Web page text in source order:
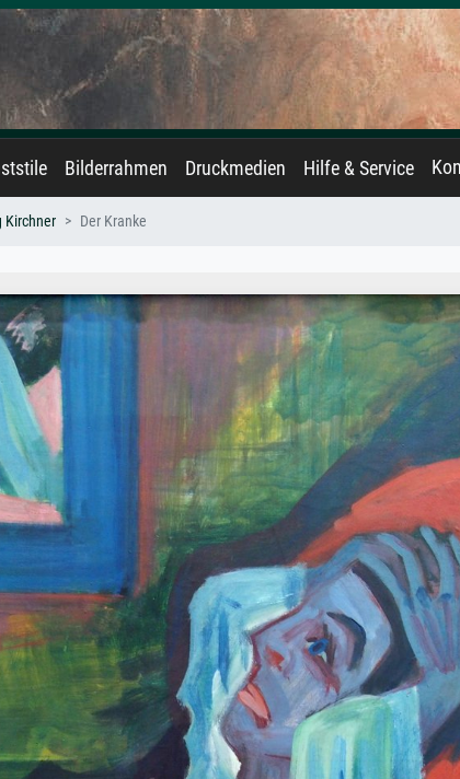
Bilderrahmen Druckmedien Hilfe & Service
Kirchner Der Kranke